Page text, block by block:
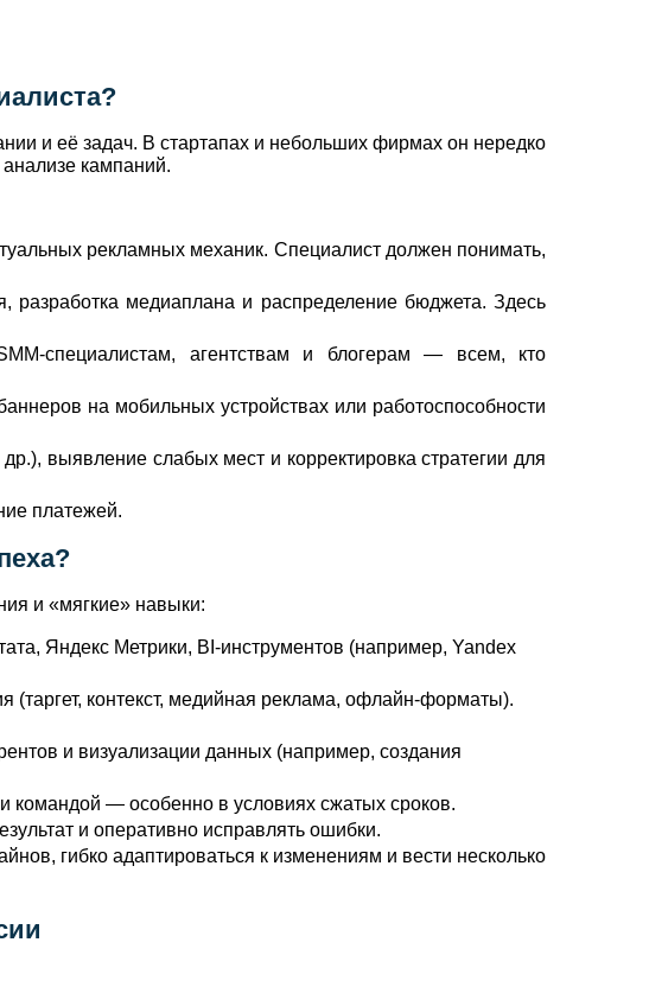
и её задач. В стартапах и небольших фирмах он нередко
кампаний.
рекламных механик. Специалист должен понимать,
медиаплана и распределение бюджета. Здесь
агентствам и блогерам — всем, кто
на мобильных устройствах или работоспособности
выявление слабых мест и корректировка стратегии для
платежей.
и «мягкие» навыки:
Яндекс Метрики, BI‑инструментов (например, Yandex
контекст, медийная реклама, офлайн‑форматы).
и визуализации данных (например, создания
командой — особенно в условиях сжатых сроков.
и оперативно исправлять ошибки.
гибко адаптироваться к изменениям и вести несколько